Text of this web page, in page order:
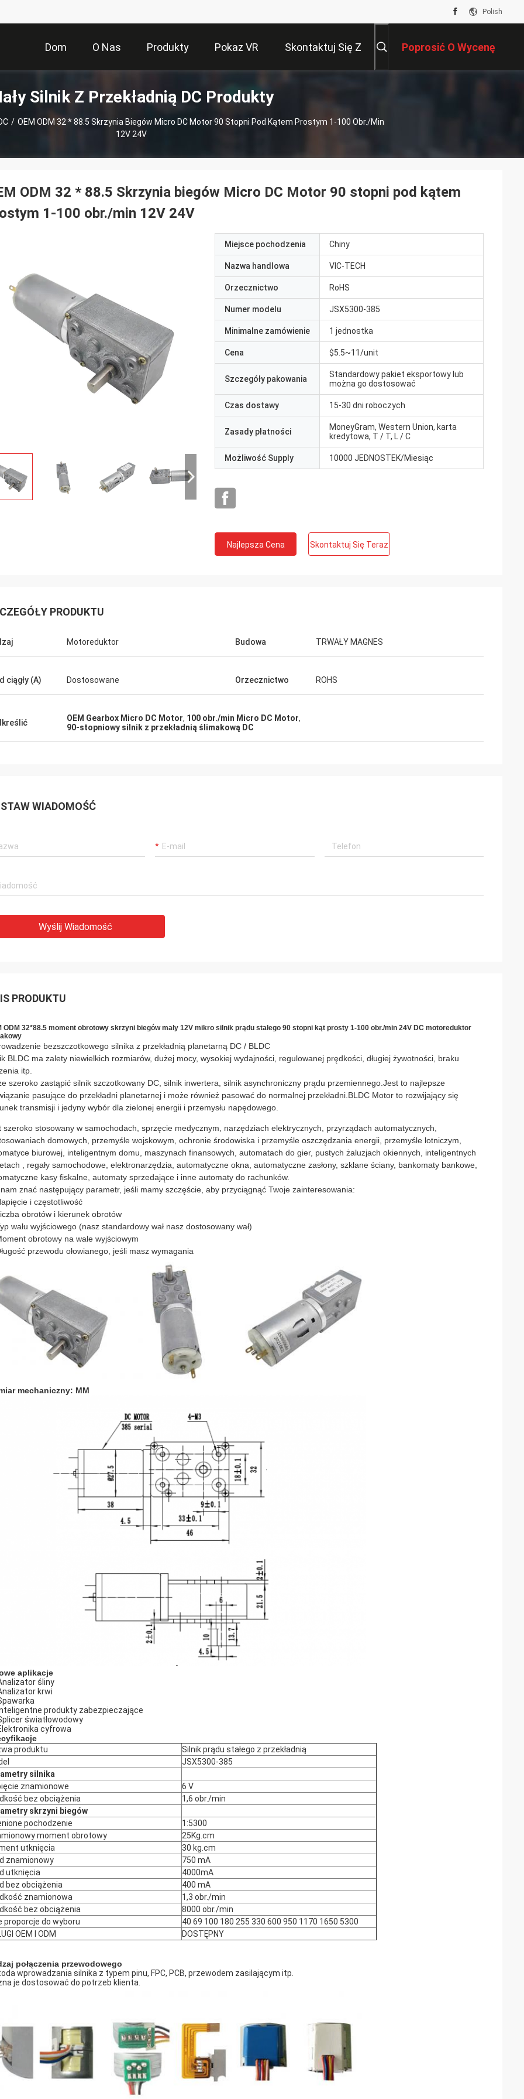
Polish
Dom O Nas Produkty Pokaz VR Skontaktuj Się Z Poprosić O Wycenę
Silnik Z Przekładnią DC Produkty
/ OEM ODM 32 * 88.5 Skrzynia Biegów Micro DC Motor 90 Stopni Pod Kątem Prostym 1-100 Obr./min
12V 24V
i przejrzysta komunikacja.
licznikowe, jeśli zostały dodane do
tak, jak
reaguje bardzo szybko i pomaga w
podjęciu decyzji o zakupie. Są gotowi
dostosować produkt do Ciebie.
ODM 32 * 88.5 Skrzynia biegów Micro DC Motor 90 stopni pod kątem
1-100 obr./min 12V 24V
Miejsce pochodzenia Chiny
Nazwa handlowa VIC-TECH
Orzecznictwo RoHS
Numer modelu JSX5300-385
Minimalne zamówienie 1 jednostka
Cena $5.5~11/unit
Szczegóły pakowania
Standardowy pakiet eksportowy lub
można go dostosować
Czas dostawy 15-30 dni roboczych
Zasady płatności
MoneyGram, Western Union, karta
kredytowa, T / T, L / C
Możliwość Supply 10000 JEDNOSTEK/Miesiąc
Najlepsza Cena Skontaktuj Się Teraz
PRODUKTU
Motoreduktor Budowa TRWAŁY MAGNES
ciągły (A) Dostosowane Orzecznictwo ROHS
OEM Gearbox Micro DC Motor, 100 obr./min Micro DC Motor,
90-stopniowy silnik z przekładnią ślimakową DC
WIADOMOŚĆ
Wyślij Wiadomość
PRODUKTU
ODM 32*88.5 moment obrotowy skrzyni biegów mały 12V mikro silnik prądu stałego 90 stopni kąt prosty 1-100 obr./min 24V DC motoreduktor
bezszczotkowego silnika z przekładnią planetarną DC / BLDC
BLDC ma zalety niewielkich rozmiarów, dużej mocy, wysokiej wydajności, regulowanej prędkości, długiej żywotności, braku
itp.
szeroko zastąpić silnik szczotkowany DC, silnik inwertera, silnik asynchroniczny prądu przemiennego.Jest to najlepsze
pasujące do przekładni planetarnej i może również pasować do normalnej przekładni.BLDC Motor to rozwijający się
transmisji i jedyny wybór dla zielonej energii i przemysłu napędowego.
szeroko stosowany w samochodach, sprzęcie medycznym, narzędziach elektrycznych, przyrządach automatycznych,
domowych, przemyśle wojskowym, ochronie środowiska i przemyśle oszczędzania energii, przemyśle lotniczym,
biurowej, inteligentnym domu, maszynach finansowych, automatach do gier, pustych żaluzjach okiennych, inteligentnych
, regały samochodowe, elektronarzędzia, automatyczne okna, automatyczne zasłony, szklane ściany, bankomaty bankowe,
kasy fiskalne, automaty sprzedające i inne automaty do rachunków.
znać następujący parametr, jeśli mamy szczęście, aby przyciągnąć Twoje zainteresowania:
i częstotliwość
obrotów i kierunek obrotów
wału wyjściowego (nasz standardowy wał nasz dostosowany wał)
obrotowy na wale wyjściowym
przewodu ołowianego, jeśli masz wymagania
mechaniczny: MM
aplikacje
śliny
krwi
produkty zabezpieczające
światłowodowy
cyfrowa
produktu
Silnik prądu stałego z przekładnią
JSX5300-385
silnika
znamionowe
6 V
bez obciążenia
1,6 obr./min
skrzyni biegów
pochodzenie
1:5300
moment obrotowy
25Kg.cm
utknięcia
30 kg.cm
znamionowy
750 mA
utknięcia
4000mA
bez obciążenia
400 mA
znamionowa
1,3 obr./min
bez obciążenia
8000 obr./min
proporcje do wyboru
40 69 100 180 255 330 600 950 1170 1650 5300
OEM I ODM
DOSTĘPNY
połączenia przewodowego
wprowadzania silnika z typem pinu, FPC, PCB, przewodem zasilającym itp.
je dostosować do potrzeb klienta.